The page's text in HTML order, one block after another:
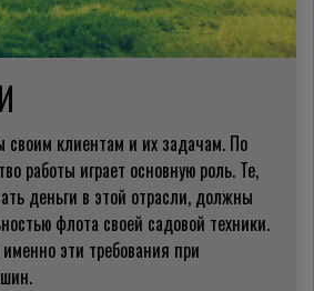
своим клиентам и их задачам. По
работы играет основную роль. Те,
деньги в этой отрасли, должны
флота своей садовой техники.
эти требования при